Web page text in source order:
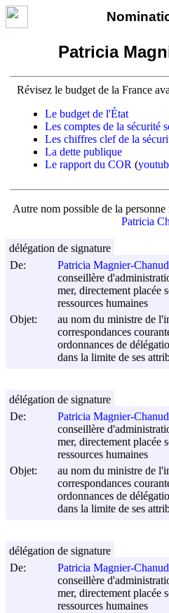
Patricia
Révisez le budget de la France
Le budget de l'État
Les comptes de la sécurité
Les chiffres clef de la
La dette publique
Le rapport du COR (
Autre nom possible de la personne
Patricia
De:
Patricia Magnier-Chanud
conseillère
mer, directement placée
ressources humaines
Objet:
au nom du ministre de
correspondances
ordonnances de
dans la limite de ses
délégation de signature
De:
Patricia Magnier-Chanud
conseillère
mer, directement placée
ressources humaines
Objet:
au nom du ministre de
correspondances
ordonnances de
dans la limite de ses
délégation de signature
De:
Patricia Magnier-Chanud
conseillère
mer, directement placée
ressources humaines
délégation de signature